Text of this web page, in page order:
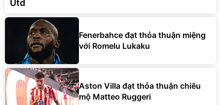
Utd
Fenerbahce đạt thỏa thuận miệng
với Romelu Lukaku
Aston Villa đạt thỏa thuận chiêu
mộ Matteo Ruggeri